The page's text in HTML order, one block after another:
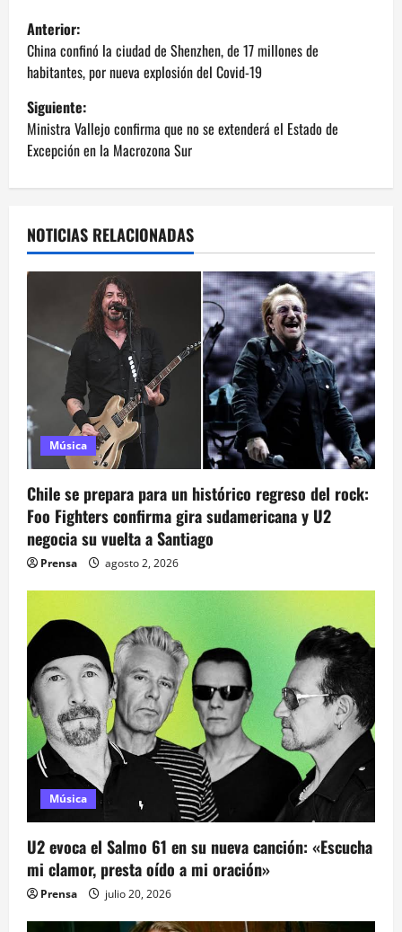
N
a
v
e
c
i
ó
d
e
e
n
t
r
a
d
a
s
Anterior:
China confinó la ciudad de Shenzhen, de 17 millones de
habitantes, por nueva explosión del Covid-19
Siguiente:
Ministra Vallejo confirma que no se extenderá el Estado de
Excepción en la Macrozona Sur
NOTICIAS RELACIONADAS
Música
Chile se prepara para un histórico regreso del rock:
Foo Fighters confirma gira sudamericana y U2
negocia su vuelta a Santiago
Prensa agosto 2, 2026
Música
U2 evoca el Salmo 61 en su nueva canción: «Escucha
mi clamor, presta oído a mi oración»
Prensa julio 20, 2026